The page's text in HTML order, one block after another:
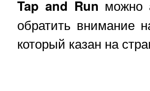
Tap and Run можно
обратить внимание
который казан на